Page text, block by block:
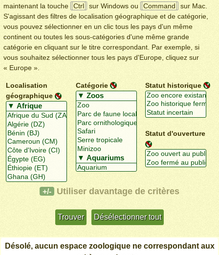
maintenant la touche
Ctrl sur Windows ou Command
sur Mac.
S'agissant des filtres de localisation géographique et de catégorie,
vous pouvez sélectionner en un clic tous les pays d'un même
continent ou toutes les sous-catégories d'une même grande
catégorie en cliquant sur le titre correspondant. Par exemple, si
vous souhaitez sélectionner tous les pays d'Europe, cliquez sur
« Europe ».
Localisation
géographique
Catégorie Statut historique
Statut d'ouverture
+/- Utiliser davantage de critères
Désolé, aucun espace zoologique ne correspondant aux